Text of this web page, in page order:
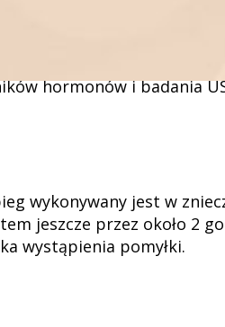
hormonów i badania
wykonywany jest w
jeszcze przez około 2
wystąpienia pomyłki.